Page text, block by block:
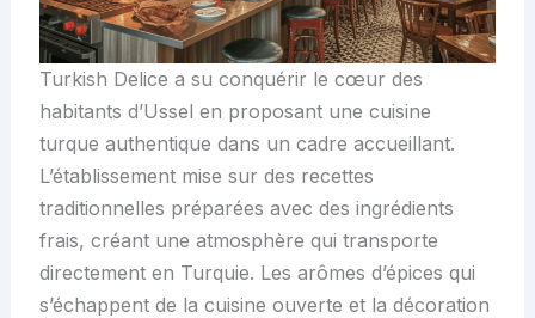
Turkish Delice a su conquérir le cœur des
habitants d’Ussel en proposant une cuisine
turque authentique dans un cadre accueillant.
L’établissement mise sur des recettes
traditionnelles préparées avec des ingrédients
frais, créant une atmosphère qui transporte
directement en Turquie. Les arômes d’épices qui
s’échappent de la cuisine ouverte et la décoration